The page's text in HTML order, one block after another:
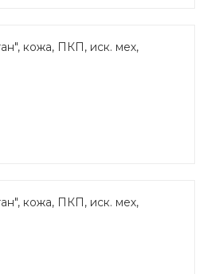
кожа, ПКП, иск. мех,
кожа, ПКП, иск. мех,